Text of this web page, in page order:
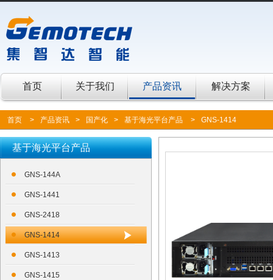
首页 关于我们 产品资讯 解决方案
首页 > 产品资讯 > 国产化 > 基于海光平台产品 > GNS-1414
基于海光平台产品
GNS-144A
GNS-1441
GNS-2418
GNS-1414
GNS-1413
GNS-1415